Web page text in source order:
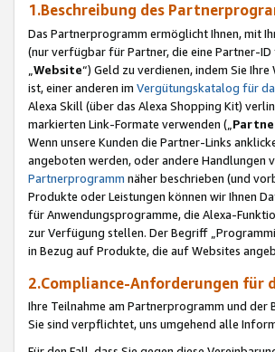
1.Beschreibung des
Das Partnerprogramm ermöglicht Ihnen, mit
(nur verfügbar für Partner, die eine Partner-
Website“) Geld zu verdienen, indem Sie
ist, einer anderen im Vergütungskatalog für
Alexa Skill (über das Alexa Shopping Kit)
markierten Link-Formate verwenden („
Wenn unsere Kunden die Partner-Links
angeboten werden, oder andere Handlungen
Partnerprogramm näher beschrieben (und
Produkte oder Leistungen können wir Ihnen
für Anwendungsprogramme, die Alexa-
zur Verfügung stellen. Der Begriff
in Bezug auf Produkte, die auf Websites
2.Compliance-Anforderungen für
Ihre Teilnahme am Partnerprogramm und der
Sie sind verpflichtet, uns umgehend alle